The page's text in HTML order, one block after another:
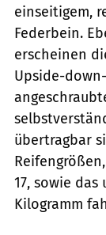
einseitigem,
Federbein.
erscheinen
Upside-
übertragbar
17, sowie das
Kilogramm